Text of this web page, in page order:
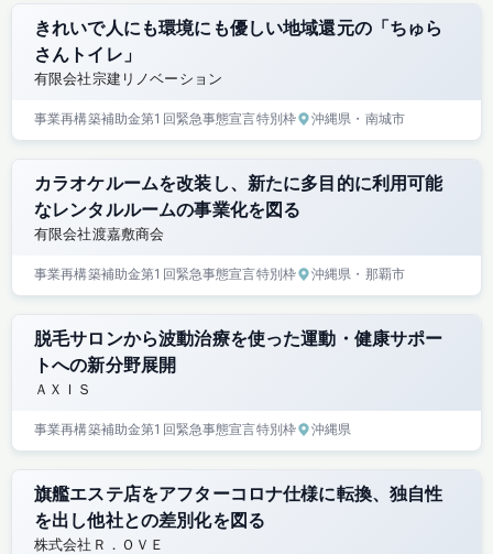
きれいで人にも環境にも優しい地域還元の「ちゅら
さんトイレ」
有限会社宗建リノベーション
事業再構築補助金第1回緊急事態宣言特別枠 沖縄県 ・南城市
カラオケルームを改装し、新たに多目的に利用可能
なレンタルルームの事業化を図る
有限会社渡嘉敷商会
事業再構築補助金第1回緊急事態宣言特別枠 沖縄県 ・那覇市
脱毛サロンから波動治療を使った運動・健康サポー
トへの新分野展開
ＡＸＩＳ
事業再構築補助金第1回緊急事態宣言特別枠 沖縄県
旗艦エステ店をアフターコロナ仕様に転換、独自性
を出し他社との差別化を図る
株式会社Ｒ．ＯＶＥ